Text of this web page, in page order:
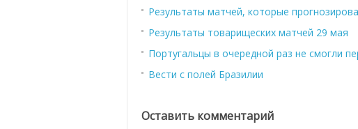
Результаты матчей, которые
Результаты товарищеских матчей 29 мая
Португальцы в очередной раз не смогли
Вести с полей Бразилии
Оставить комментарий